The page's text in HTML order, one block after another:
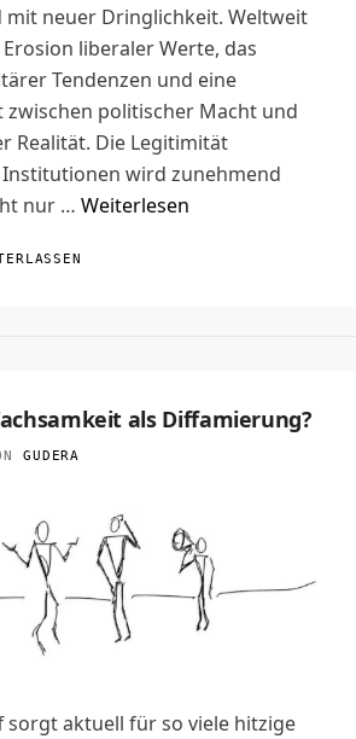
mit neuer Dringlichkeit. Weltweit
liberaler Werte, das
Tendenzen und eine
zwischen politischer Macht und
Realität. Die Legitimität
wird zunehmend
nur … Weiterlesen
als Diffamierung?
GUDERA
sorgt aktuell für so viele hitzige